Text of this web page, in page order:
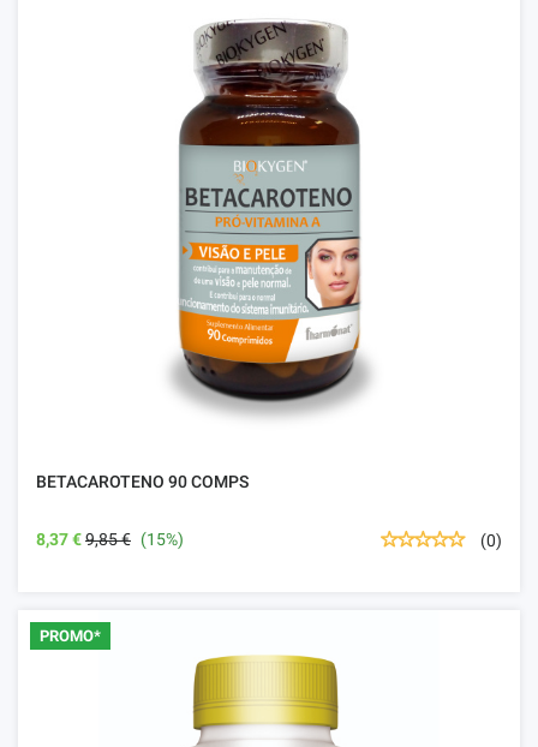
BETACAROTENO 90 COMPS
8,37 €9,85 € (15%) (0)
PROMO*